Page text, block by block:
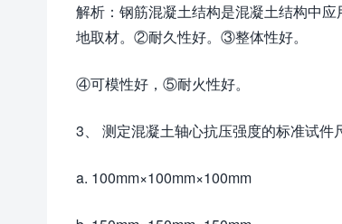
解析：钢筋混凝土结构是混凝土结构中
地取材。②耐久性好。③整体性好。
④可模性好，⑤耐火性好。
3、 测定混凝土轴心抗压强度的标准试件
a. 100mm×100mm×100mm